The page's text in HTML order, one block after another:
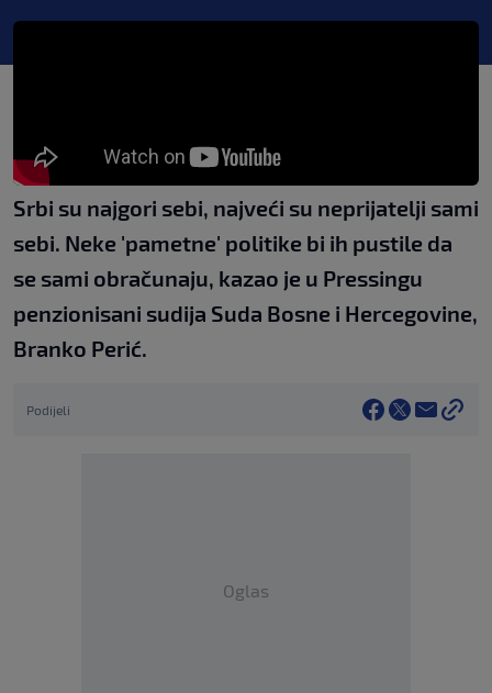
Srbi su najgori sebi, najveći su neprijatelji sami
sebi. Neke 'pametne' politike bi ih pustile da
se sami obračunaju, kazao je u Pressingu
penzionisani sudija Suda Bosne i Hercegovine,
Branko Perić.
Podijeli
Oglas